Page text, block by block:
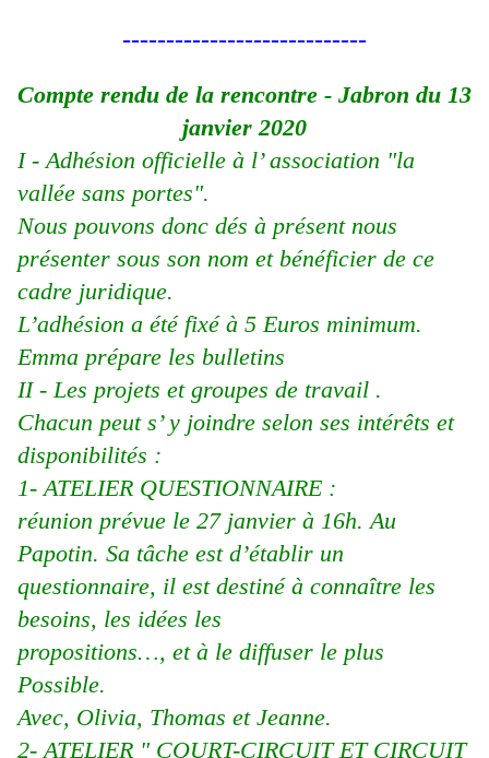
----------------------------
Compte rendu de la rencontre - Jabron du 13
janvier 2020
I - Adhésion officielle à l’ association "la
vallée sans portes".
Nous pouvons donc dés à présent nous
présenter sous son nom et bénéficier de ce
cadre juridique.
L’adhésion a été fixé à 5 Euros minimum.
Emma prépare les bulletins
II - Les projets et groupes de travail .
Chacun peut s’ y joindre selon ses intérêts et
disponibilités :
1- ATELIER QUESTIONNAIRE :
réunion prévue le 27 janvier à 16h. Au
Papotin. Sa tâche est d’établir un
questionnaire, il est destiné à connaître les
besoins, les idées les
propositions…, et à le diffuser le plus
Possible.
Avec, Olivia, Thomas et Jeanne.
2- ATELIER " COURT-CIRCUIT ET CIRCUIT